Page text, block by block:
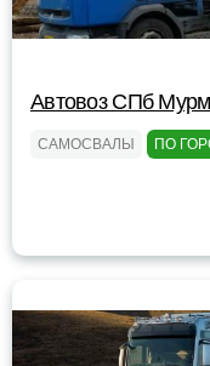
Автовоз СПб
САМОСВАЛЫ ПО